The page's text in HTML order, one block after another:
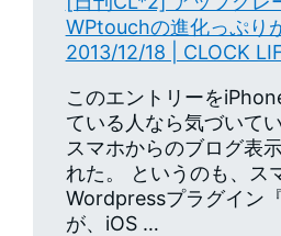
WPtouchの進化っぷり
2013/12/18 | CLOCK
このエントリーを
ている人なら気づいて
スマホからのブログ表
れた。 というのも、ス
Wordpressプラグイン
が、iOS …